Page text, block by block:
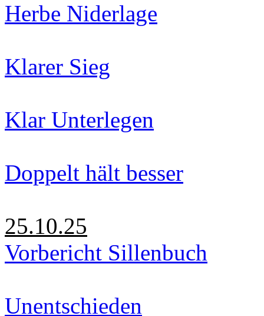
Herbe Niderlage
Klarer Sieg
Klar Unterlegen
Doppelt hält besser
25.10.25
Vorbericht Sillenbuch
Unentschieden